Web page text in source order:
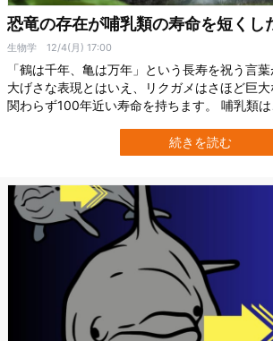
恐竜の存在が哺乳類の寿命を短くし
生物学 12/4(月) 17:00
「鶴は千年、亀は万年」という長寿を祝う言
大げさな表現とはいえ、リクガメはさほど巨
関わらず100年近い寿命を持ちます。 哺乳類
それは必ずしも当てはまりません。 また、イ
程度の寿命しかなく、また人間も医療の発展で
続きを読む